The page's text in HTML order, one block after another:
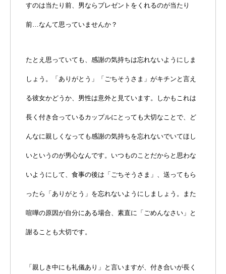
すのは当たり前、男ならプレゼントをくれるのが当たり
前…なんて思っていませんか？
たとえ思っていても、感謝の気持ちは忘れないようにしま
しょう。「ありがとう」「ごちそうさま」がキチンと言え
る彼女かどうか、男性は意外と見ています。しかもこれは
長く付き合っているカップルにとっても大切なことで、ど
んなに親しくなっても感謝の気持ちを忘れないでいてほし
いというのが男心なんです。いつものことだからと思わな
いようにして、食事の後は「ごちそうさま」、送ってもら
ったら「ありがとう」を忘れないようにしましょう。また
喧嘩の原因が自分にある場合、素直に「ごめんなさい」と
謝ることも大切です。
「親しき中にも礼儀あり」と言いますが、付き合いが長く